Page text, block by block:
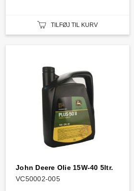
TILFØJ TIL KURV
John Deere Olie 15W-40 5ltr.
VC50002-005